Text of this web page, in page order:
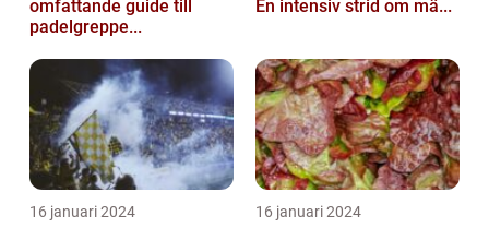
omfattande guide till
padelgreppe...
En intensiv strid om mä...
16 januari 2024 16 januari 2024